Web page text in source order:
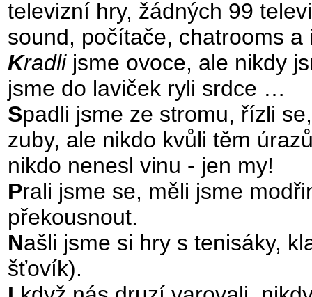
televizní hry, žádných 99
sound, počítače, chatrooms
Kradlijsme ovoce, ale nikdy
jsme do laviček ryli srdce …
Spadli jsme ze stromu, řízli
zuby, ale nikdo kvůli těm
nikdo nenesl vinu - jen my!
Prali jsme se, měli jsme
překousnout.
Našli jsme si hry s tenisáky,
šťovík).